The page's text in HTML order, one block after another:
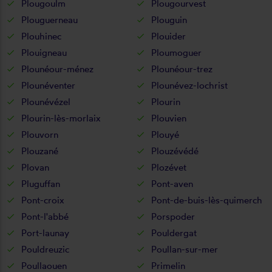
Plougoulm
Plougourvest
Plouguerneau
Plouguin
Plouhinec
Plouider
Plouigneau
Ploumoguer
Plounéour-ménez
Plounéour-trez
Plounéventer
Plounévez-lochrist
Plounévézel
Plourin
Plourin-lès-morlaix
Plouvien
Plouvorn
Plouyé
Plouzané
Plouzévédé
Plovan
Plozévet
Pluguffan
Pont-aven
Pont-croix
Pont-de-buis-lès-quimerch
Pont-l'abbé
Porspoder
Port-launay
Pouldergat
Pouldreuzic
Poullan-sur-mer
Poullaouen
Primelin